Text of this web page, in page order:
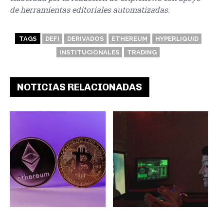
de herramientas editoriales automatizadas.
TAGS DEFI DERIVADOS ETHEREUM
HYPERLIQUID
INSTITUCIONALES
TRADING
NOTICIAS RELACIONADAS